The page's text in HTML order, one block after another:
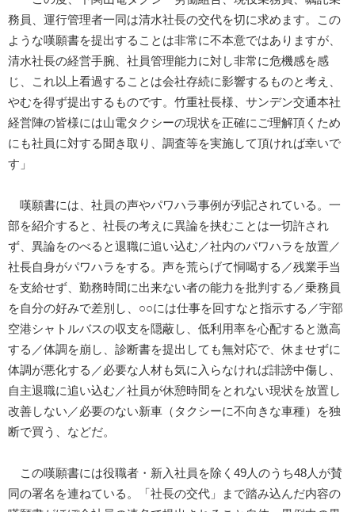
務員、運行管理者一同は清水社長の交代を切に求めます。この
ような嘆願書を提出することは非常に不本意ではありますが、
清水社長の経営手腕、社員管理能力に対し非常に危機感を感
じ、これ以上看過することは会社存続に影響するものと考え、
やむを得ず提出するものです。竹重社長様、サンデン交通本社
経営陣の皆様には山電タクシーの現状を正確にご理解頂くため
にも社員に対する聞き取り、調査等を実施して頂ければ幸いで
す」
嘆願書には、社員の声やパワハラ事例が列記されている。一
部を紹介すると、社長の考えに異論を挟むことは一切許され
ず、異論をのべると退職に追い込む／社内のパワハラを放置／
社長自身がパワハラをする。声を荒らげて恫喝する／残業手当
を支給せず、勤務時間に出来ない者の能力を批判する／乗務員
を自分の好みで差別し、○○には仕事を回すなと指示する／宇部
空港シャトルバスの収支を隠蔽し、低利用率を心配すると激高
する／体調を崩し、診断書を提出しても無対応で、休ませずに
体調が悪化する／必要な人材も気に入らなければ誹謗中傷し、
自主退職に追い込む／社員が休憩時間をとれない現状を放置し
改善しない／必要のない新車（タクシーに不向きな車種）を独
断で買う、などだ。
この嘆願書には役職者・新入社員を除く49人のうち48人が賛
同の署名を連ねている。「社長の交代」まで踏み込んだ内容の